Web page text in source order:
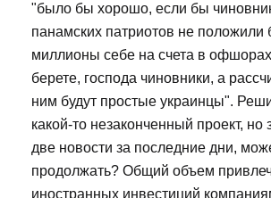
"было бы хорошо, если бы
панамских патриотов не положили
миллионы себе на счета в
берете, господа чиновники, а
ним будут простые украинцы".
какой-то незаконченный проект, но
две новости за последние дни,
продолжать? Общий объем
иностранных инвестиций